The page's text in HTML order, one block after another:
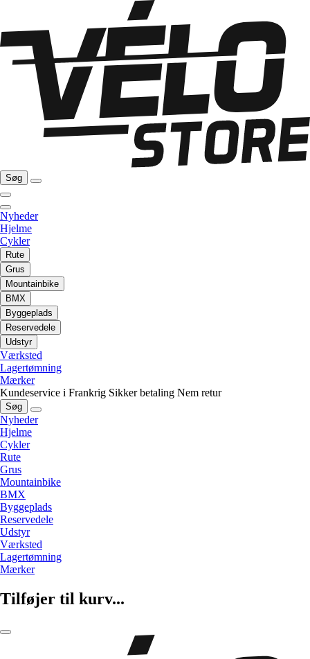
Søg
Nyheder
Hjelme
Cykler
Rute
Grus
Mountainbike
BMX
Byggeplads
Reservedele
Udstyr
Værksted
Lagertømning
Mærker
Kundeservice i Frankrig Sikker betaling Nem retur
Søg
Nyheder
Hjelme
Cykler
Rute
Grus
Mountainbike
BMX
Byggeplads
Reservedele
Udstyr
Værksted
Lagertømning
Mærker
Tilføjer til kurv...